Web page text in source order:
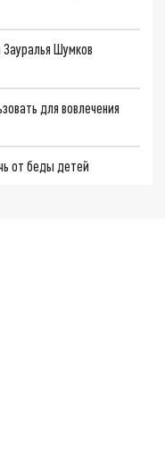
Шумков
для вовлечения
от беды детей